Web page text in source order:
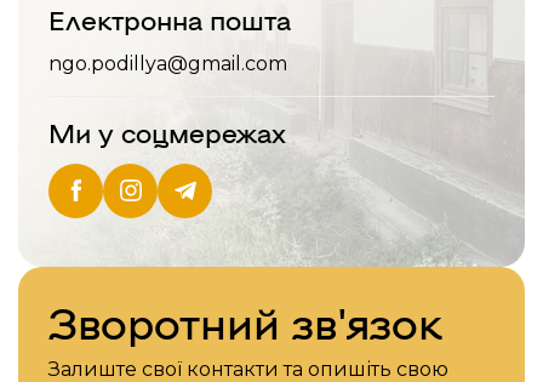
Електронна пошта
ngo.podillya@gmail.com
Ми у соцмережах
Зворотний зв'язок
Залиште свої контакти та опишіть свою